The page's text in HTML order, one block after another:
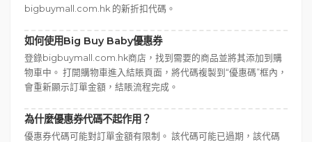
bigbuymall.com.hk 的新折扣代碼。
如何使用Big Buy Baby優惠券
登錄bigbuymall.com.hk商店，找到需要的商品並將其添加到購
物車中。 打開購物車進入結賬頁面，將代碼複製到“優惠碼”框內，
會重新顯示訂單金額，結賬流程完成。
為什麼優惠券代碼不起作用？
優惠券代碼可能對訂單金額有限制。 該代碼可能已過期，該代碼